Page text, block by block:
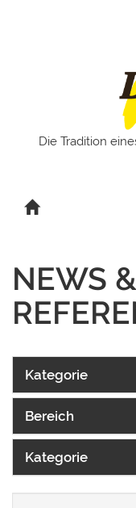
Die Tradition
NEWS &
Kategorie
Bereich
Kategorie